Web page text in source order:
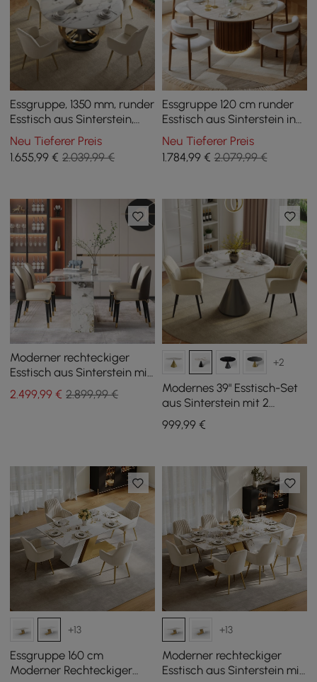
Essgruppe, 1350 mm, runder
Esstisch aus Sinterstein,
moderner Stil, mit 4
Stühlen
Neu Tieferer Preis
1.655,99 € 2.039,99 €
Essgruppe 120 cm runder
Esstisch aus Sinterstein in
Faux-Travertin-Optik mit 4
Stühlen
Neu Tieferer Preis
1.784,99€ 2.079,99 €
Moderner rechteckiger
Esstisch aus Sinterstein mit
8 Stühlen in Gold, 2000
mm
2.499,99 € 2.899,99 €
+2
Modernes 39" Esstisch-Set
aus Sinterstein mit 2
Stühlen
999,99€
+13
Essgruppe 160 cm
Moderner Rechteckiger
+13
Moderner rechteckiger
Esstisch aus Sinterstein mit